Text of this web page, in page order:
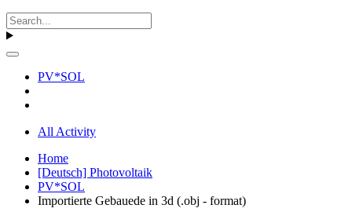
PV*SOL
All Activity
Home
[Deutsch] Photovoltaik
PV*SOL
Importierte Gebauede in 3d (.obj - format)